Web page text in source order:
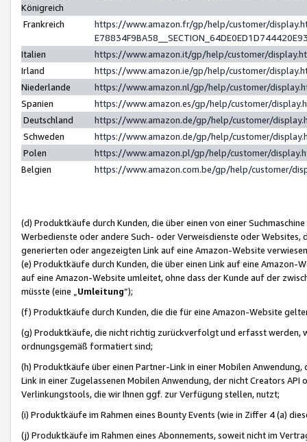
Königreich
Frankreich
https://www.amazon.fr/gp/help/customer/
Italien
https://www.amazon.it/gp/help/customer/
Irland
https://www.amazon.ie/gp/help/customer/
Niederlande
https://www.amazon.nl/gp/help/customer/
Spanien
https://www.amazon.es/gp/help/customer/
Deutschland
https://www.amazon.de/gp/help/customer/
Schweden
https://www.amazon.de/gp/help/customer/
Polen
https://www.amazon.pl/gp/help/customer/
Belgien
https://www.amazon.com.be/gp/help/customer/
(d) Produktkäufe durch Kunden, die über einen von einer
Werbedienste oder andere Such- oder Verweisdienste oder Websites,
generierten oder angezeigten Link auf eine Amazon-Website
(e) Produktkäufe durch Kunden, die über einen Link auf eine
auf eine Amazon-Website umleitet, ohne dass der Kunde auf der
müsste (eine „ Umleitung“);
(f) Produktkäufe durch Kunden, die die für eine Amazon-Website
(g) Produktkäufe, die nicht richtig zurückverfolgt und erfasst werden,
ordnungsgemäß formatiert sind;
(h) Produktkäufe über einen Partner-Link in einer Mobilen
Link in einer Zugelassenen Mobilen Anwendung, der nicht Creators
Verlinkungstools, die wir Ihnen ggf. zur Verfügung stellen, nutzt;
(i) Produktkäufe im Rahmen eines Bounty Events (wie in Ziffer 4 (a)
(j) Produktkäufe im Rahmen eines Abonnements, soweit nicht im